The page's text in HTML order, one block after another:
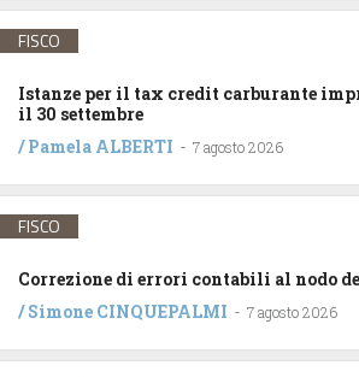
FISCO
Istanze per il tax credit carburante
il 30 settembre
/Pamela ALBERTI - 7 agosto 2026
FISCO
Correzione di errori contabili al nodo
/Simone CINQUEPALMI - 7 agosto 2026